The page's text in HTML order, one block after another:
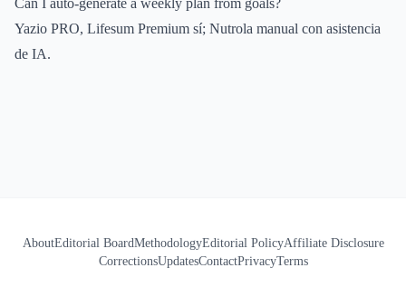
Can I auto-generate a weekly plan from goals?
Yazio PRO, Lifesum Premium sí; Nutrola manual con asistencia
de IA.
AboutEditorial BoardMethodologyEditorial PolicyAffiliate Disclosure
CorrectionsUpdatesContactPrivacyTerms